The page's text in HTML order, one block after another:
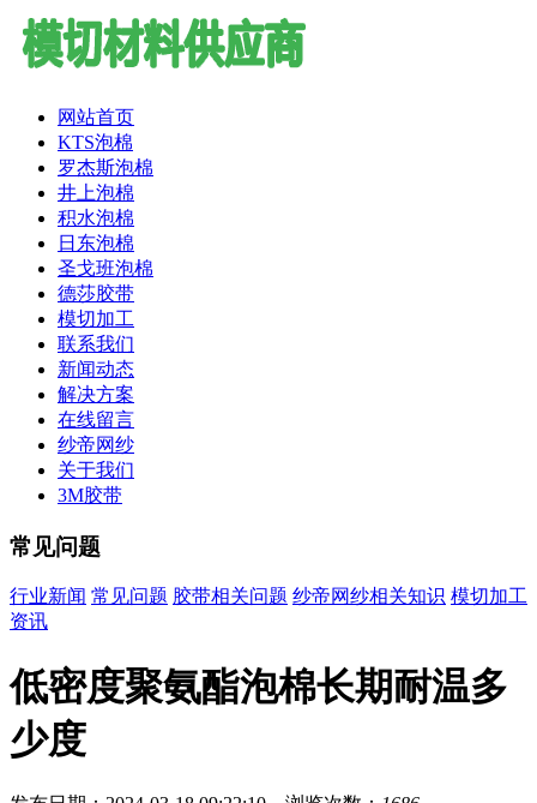
网站首页
KTS泡棉
罗杰斯泡棉
井上泡棉
积水泡棉
日东泡棉
圣戈班泡棉
德莎胶带
模切加工
联系我们
新闻动态
解决方案
在线留言
纱帝网纱
关于我们
3M胶带
常见问题
行业新闻 常见问题 胶带相关问题 纱帝网纱相关知识 模切加工
资讯
低密度聚氨酯泡棉长期耐温多
少度